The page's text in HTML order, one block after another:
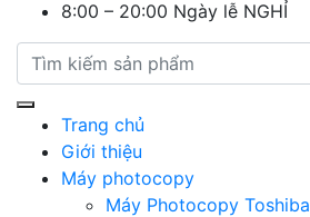
8:00 – 20:00 Ngày lễ NGHỈ
Trang chủ
Giới thiệu
Máy photocopy
Máy Photocopy Toshiba